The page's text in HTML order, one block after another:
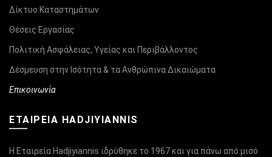
Δίκτυο Καταστημάτων
Θέσεις Εργασίας
Πολιτική Ασφάλειας, Υγείας και Περιβάλλοντος
Δέσμευση στην Ισότητα & τα Ανθρώπινα Δικαιώματα
Επικοινωνία
ΕΤΑΙΡΕΙΑ HADJIYIANNIS
Η Εταιρεία Hadjiyiannis ιδρύθηκε το 1967 και για πάνω από μισό